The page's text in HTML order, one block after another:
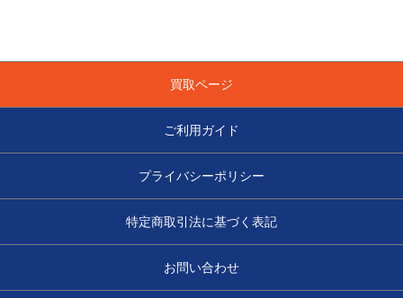
買取ページ
ご利用ガイド
プライバシーポリシー
特定商取引法に基づく表記
お問い合わせ